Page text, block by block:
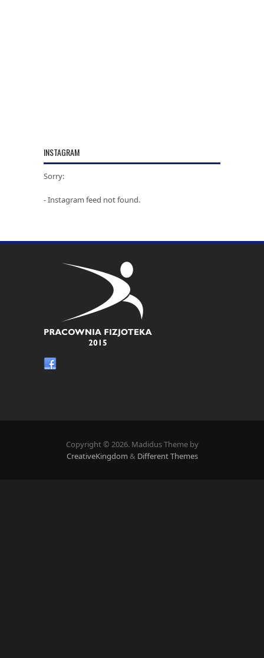
INSTAGRAM
Sorry:
- Instagram feed not found.
Copyright © 2026. Madidus Theme by
CreativeKingdom & Different Themes